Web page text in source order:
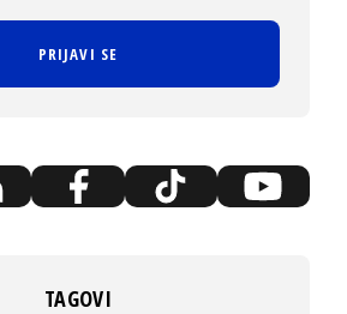
PRIJAVI SE
TAGOVI